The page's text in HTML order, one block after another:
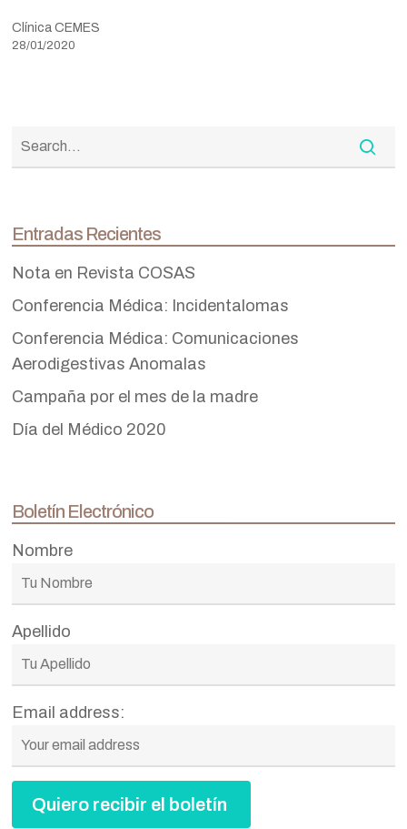
Clínica CEMES
28/01/2020
Entradas Recientes
Nota en Revista COSAS
Conferencia Médica: Incidentalomas
Conferencia Médica: Comunicaciones
Aerodigestivas Anomalas
Campaña por el mes de la madre
Día del Médico 2020
Boletín Electrónico
Nombre
Apellido
Email address: